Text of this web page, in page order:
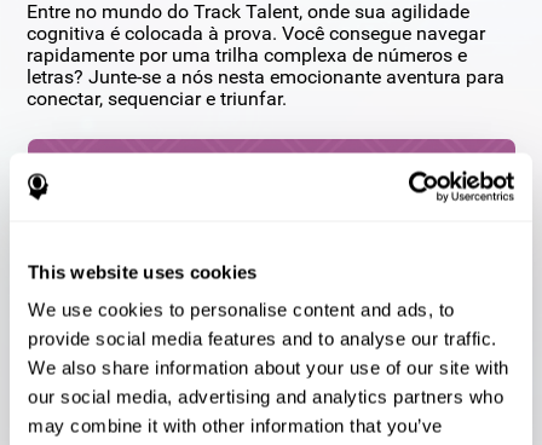
This website uses cookies
We use cookies to personalise content and ads, to
provide social media features and to analyse our traffic.
We also share information about your use of our site with
our social media, advertising and analytics partners who
may combine it with other information that you’ve
Entre no mundo do Track Talent, onde sua agilidade
cognitiva é colocada à prova. Você consegue navegar
rapidamente por uma trilha complexa de números e
letras? Junte-se a nós nesta emocionante aventura para
conectar, sequenciar e triunfar.
COMEÇAR